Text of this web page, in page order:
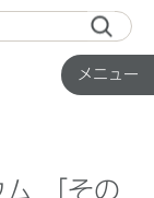
メニュー
ム 「その